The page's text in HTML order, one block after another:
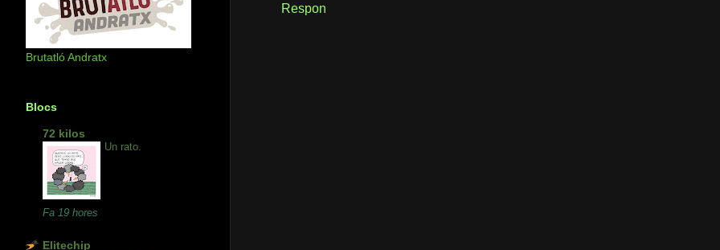
Respon
Brutatló Andratx
Blocs
72 kilos
Un rato.
Fa 19 hores
Elitechip